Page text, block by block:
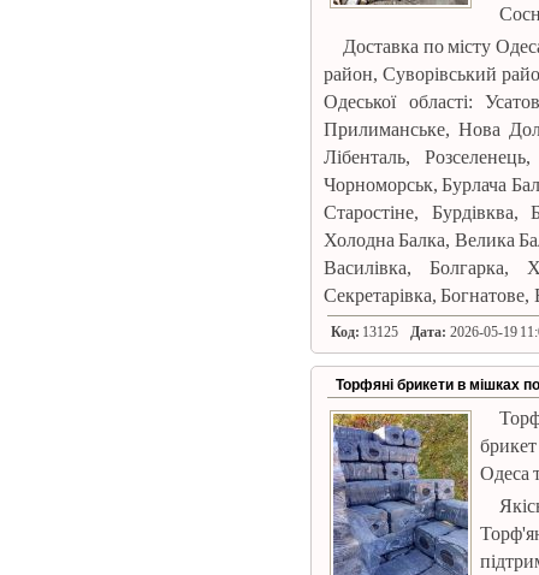
Доставка по місту
район, Суворівський
Одеської області:
Прилиманське, Нова
Лібенталь,
Чорноморськ, Бурлача
Старостіне,
Холодна Балка, Велика
Василівка, Болгарка,
Секретарівка, Богнатове,
Код: 13125 Дата: 2026-05-19
Торфяні брикети в мішках
Одеса